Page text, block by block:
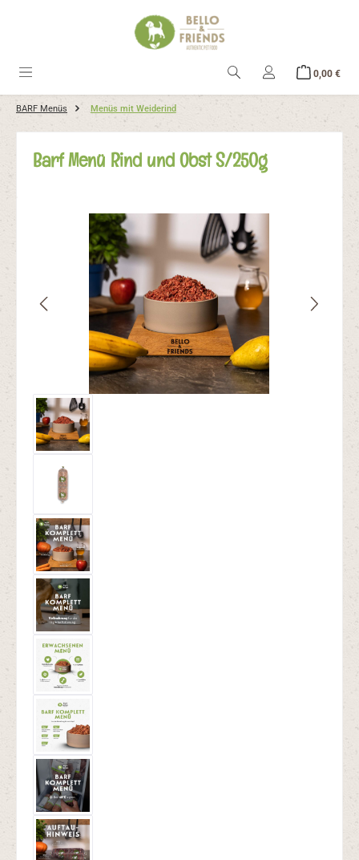
0,00 €
BARF Menüs Menüs mit Weiderind
Barf Menü Rind und Obst S/250g
Bildergalerie überspringen